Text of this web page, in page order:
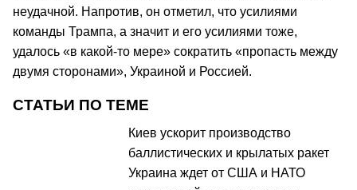
неудачной. Напротив, он отметил, что усилиями
команды Трампа, а значит и его усилиями тоже,
удалось «в какой-то мере» сократить «пропасть между
двумя сторонами», Украиной и Россией.
СТАТЬИ ПО ТЕМЕ
Киев ускорит производство
баллистических и крылатых ракет
Украина ждет от США и НАТО